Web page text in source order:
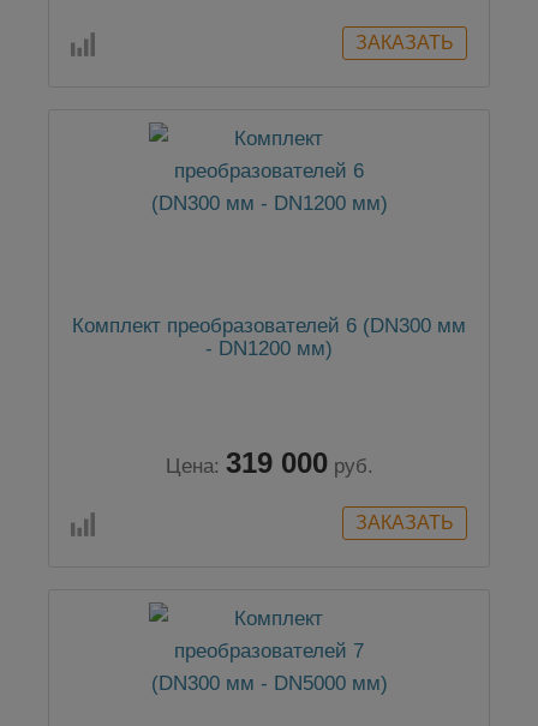
Комплект преобразователей 6 (DN300 мм
- DN1200 мм)
Цена: 319 000 руб.